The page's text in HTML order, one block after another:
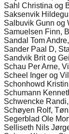
Sahl Christina og
Saksenvik
Salbuvik Gunn og
Samuelsen Finn,
Sandal Tom
Sander Paal D,
Sandvik Brit og
Schau Per Arne,
Scheel Inger og
Schonhowd
Schumann
Schwencke
Schøyen Rolf,
Segerblad Ole
Selliseth Nils